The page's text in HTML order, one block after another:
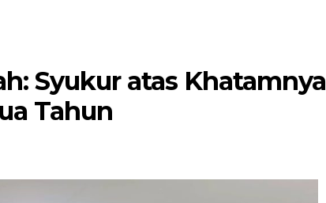
Syukur atas Khatamnya
Tahun